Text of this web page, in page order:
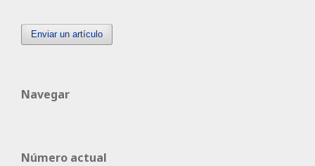
Enviar un artículo
Navegar
Número actual